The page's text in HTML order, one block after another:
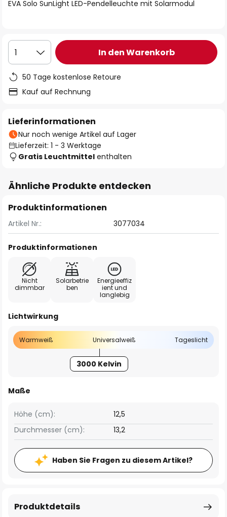
EVA Solo SunLight LED-Pendelleuchte mit Solarmodul
1 In den Warenkorb
50 Tage kostenlose Retoure
Kauf auf Rechnung
Lieferinformationen
Nur noch wenige Artikel auf Lager
Lieferzeit: 1 - 3 Werktage
Gratis Leuchtmittel enthalten
Ähnliche Produkte entdecken
Produktinformationen
Artikel Nr.: 3077034
Produktinformationen
Nicht
dimmbar
Solarbetrie
ben
Energieeffiz
ient und
langlebig
Lichtwirkung
Warmweiß Universalweiß Tageslicht
3000 Kelvin
Maße
Höhe (cm):
12,5
Durchmesser (cm):
13,2
Haben Sie Fragen zu diesem Artikel?
Produktdetails